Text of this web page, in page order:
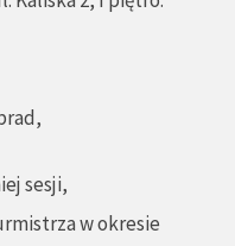
sesji,
w okresie